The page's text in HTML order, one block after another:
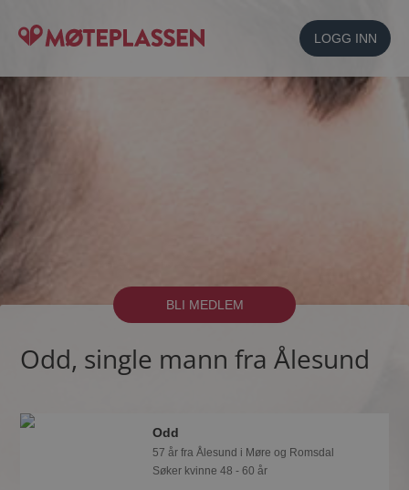
LOGG INN
BLI MEDLEM
Odd, single mann fra Ålesund
Odd
57 år fra Ålesund i Møre og Romsdal
Søker kvinne 48 - 60 år